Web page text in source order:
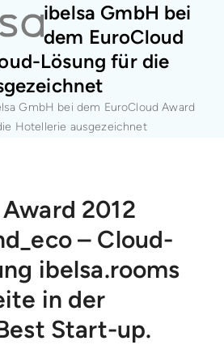
ibelsa GmbH bei
dem EuroCloud
Lösung für die
GmbH bei dem EuroCloud Award
Hotellerie ausgezeichnet
2012
– Cloud-
ibelsa.rooms
in der
Start-up.